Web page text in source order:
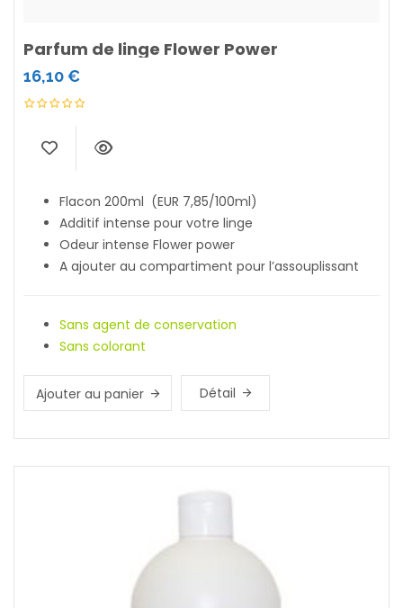
Parfum de linge Flower Power
16,10€
Flacon 200ml (EUR 7,85/100ml)
Additif intense pour votre linge
Odeur intense Flower power
A ajouter au compartiment pour l’assouplissant
Sans agent de conservation
Sans colorant
Ajouter au panier Détail